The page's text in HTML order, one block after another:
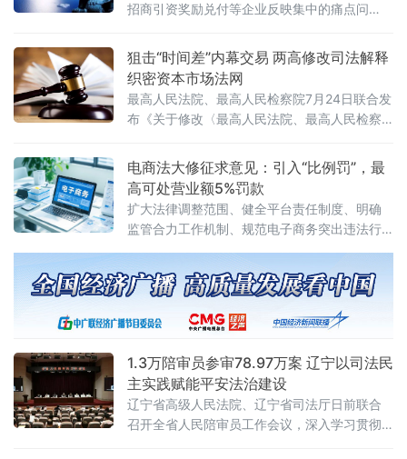
招商引资奖励兑付等企业反映集中的痛点问
不当行为“亮剑”，为纵深推进全国统一大市场建
设提供了坚实的法治保障。数据显示，2026年1
至6月，全国各级行政复议机构依法履行监督职
狙击“时间差”内幕交易 两高修改司法解释
织密资本市场法网
最高人民法院、最高人民检察院7月24日联合发
布《关于修改〈最高人民法院、最高人民检察
具体应用法律若干问题的解释〉的决定》（法
释〔2026〕13号）。修改决定已分别经最高人
民法院审判委员会第1961次会议、最高人民检
察院第十四届检察委员会第七十五次会议通
过，自2026年7月27日起施行。此次修改距
2012年《关于办理内幕交易、泄
电商法大修征求意见：引入“比例罚”，最
高可处营业额5%罚款
扩大法律调整范围、健全平台责任制度、明确
监管合力工作机制、规范电子商务突出违法行
为、深化电子商务开放合作
1.3万陪审员参审78.97万案 辽宁以司法民
主实践赋能平安法治建设
辽宁省高级人民法院、辽宁省司法厅日前联合
召开全省人民陪审员工作会议，深入学习贯彻